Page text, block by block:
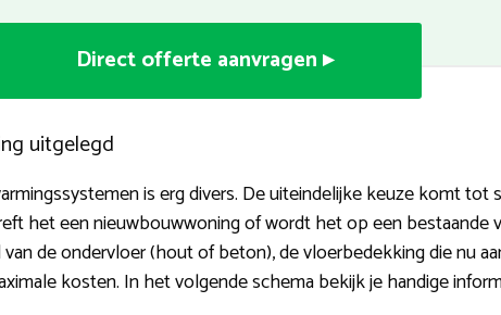
Direct offerte aanvragen ▸
uitgelegd
is erg divers. De uiteindelijke keuze komt tot
het een nieuwbouwwoning of wordt het op een bestaande
de ondervloer (hout of beton), de vloerbedekking die nu
kosten. In het volgende schema bekijk je handige